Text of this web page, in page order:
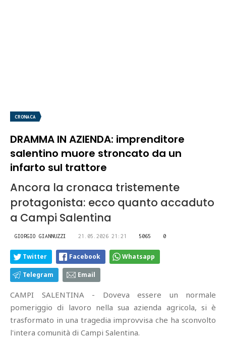
CRONACA
DRAMMA IN AZIENDA: imprenditore
salentino muore stroncato da un
infarto sul trattore
Ancora la cronaca tristemente
protagonista: ecco quanto accaduto
a Campi Salentina
GIORGIO GIANNUZZI 21.05.2026 21:21 5065 0
Twitter Facebook Whatsapp
Telegram Email
CAMPI SALENTINA - Doveva essere un normale
pomeriggio di lavoro nella sua azienda agricola, si è
trasformato in una tragedia improvvisa che ha sconvolto
l'intera comunità di Campi Salentina.